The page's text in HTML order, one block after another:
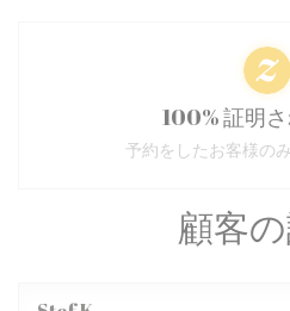
顧客
100% 証明
予約をしたお客様の